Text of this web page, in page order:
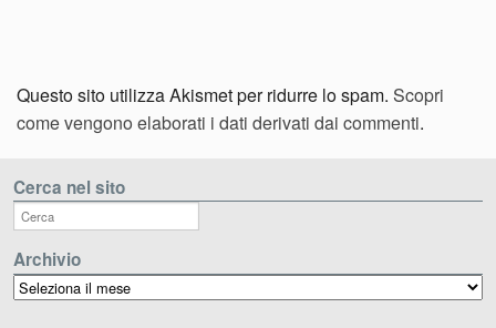
Questo sito utilizza Akismet per ridurre lo spam. Scopri
come vengono elaborati i dati derivati dai commenti.
Cerca nel sito
Archivio
Archivio